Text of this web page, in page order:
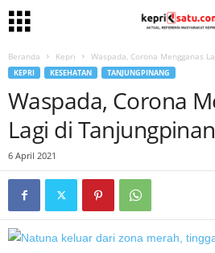
Beranda Kepri Waspada, Corona Mengganas
KEPRI KESEHATAN TANJUNGPINANG
Waspada, Corona
Lagi di
6 April 2021